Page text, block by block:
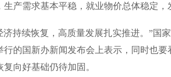
产需求基本平稳，就业物价总体稳定，
续恢复，高质量发展扎实推进。”国
的国新办新闻发布会上表示，同时也
向好基础仍待加固。